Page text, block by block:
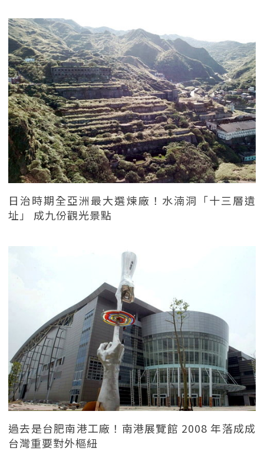
日治時期全亞洲最大選煉廠！水湳洞「十三層遺
址」 成九份觀光景點
過去是台肥南港工廠！南港展覽館 2008 年落成成
台灣重要對外樞紐